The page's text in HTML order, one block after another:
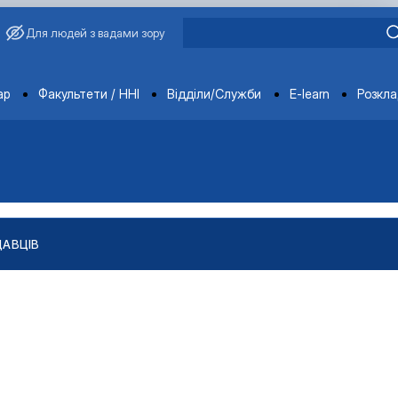
Для людей з вадами зору
Факультети / ННІ Відділи/Служби E-learn